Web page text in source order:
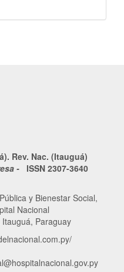
Rev. Nac. (Itauguá)
- ISSN 2307-3640
y Bienestar Social,
Nacional
Paraguay